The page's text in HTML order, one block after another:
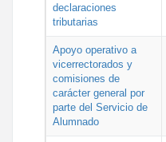
declaraciones
tributarias
Apoyo operativo a
vicerrectorados y
comisiones de
carácter general por
parte del Servicio de
Alumnado